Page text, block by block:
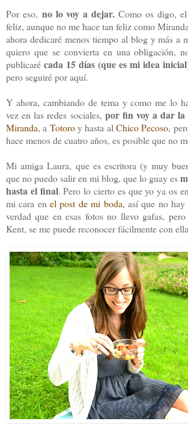
Por eso, no lo voy a dejar. Como os digo,
feliz, aunque no me hace tan feliz como
ahora dedicaré menos tiempo al blog y más a
quiero que se convierta en una obligación,
publicaré cada 15 días (que es mi idea
pero seguiré por aquí.
Y ahora, cambiando de tema y como me lo
vez en las redes sociales, por fin voy a dar la
Miranda, a Totoroy hasta alChico Pecoso,
hace menos de cuatro años, es posible que no
Mi amiga Laura, que es escritora (y muy
que no puedo salir en mi blog, que lo guay es
hasta el final. Pero lo cierto es que yo ya os
mi cara enel post de mi boda, así que no
verdad que en esas fotos no llevo gafas,
Kent, se me puede reconocer fácilmente con